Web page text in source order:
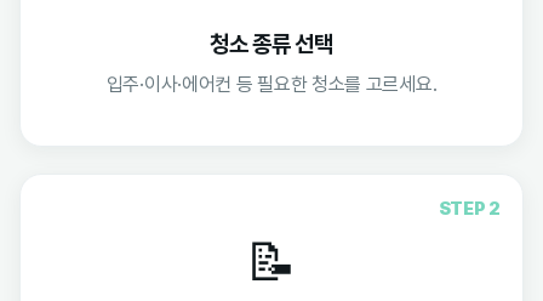
청소 종류 선택
입주·이사·에어컨 등 필요한 청소를 고르세요.
STEP 2
📝